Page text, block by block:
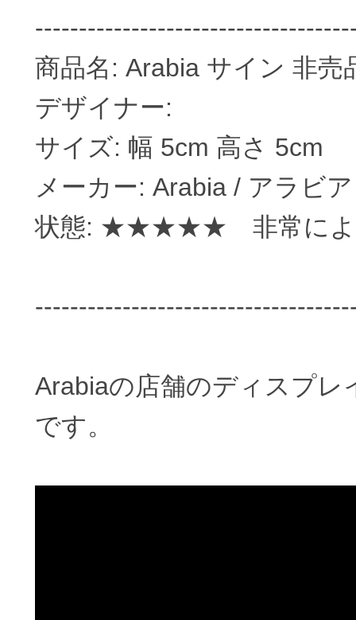
商品名: Arabia サイン 非売
デザイナー:
サイズ: 幅 5cm 高さ 5cm
メーカー: Arabia / アラビア
状態: ★★★★★ 非常に
Arabiaの店舗のディスプレ
です。